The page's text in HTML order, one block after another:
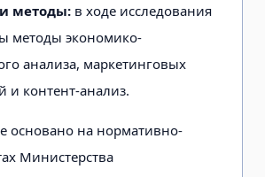
методы: в ходе исследования
методы экономико-
анализа, маркетинговых
и контент-анализ.
основано на нормативно-
Министерства